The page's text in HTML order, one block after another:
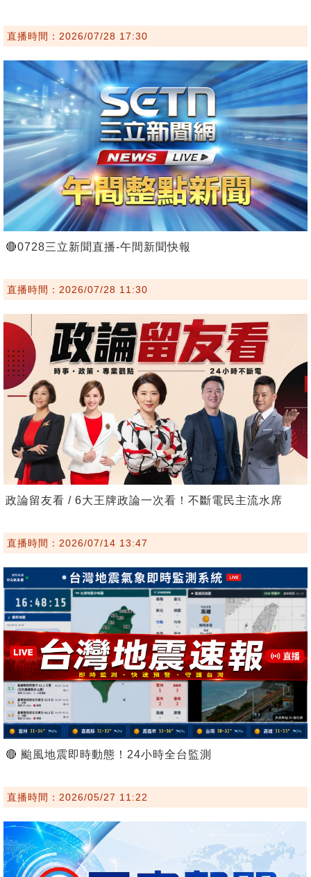
直播時間：2026/07/28 17:30
🔴0728三立新聞直播-午間新聞快報
直播時間：2026/07/28 11:30
政論留友看 / 6大王牌政論一次看！不斷電民主流水席
直播時間：2026/07/14 13:47
🔴 颱風地震即時動態！24小時全台監測
直播時間：2026/05/27 11:22